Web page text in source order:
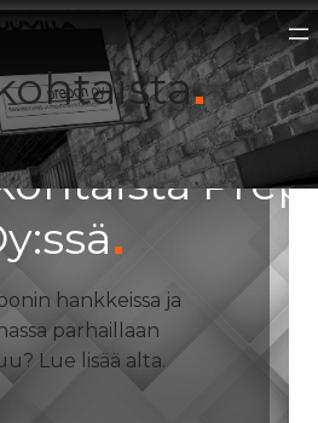
hankkeissa ja
parhaillaan
Lue lisää alta.